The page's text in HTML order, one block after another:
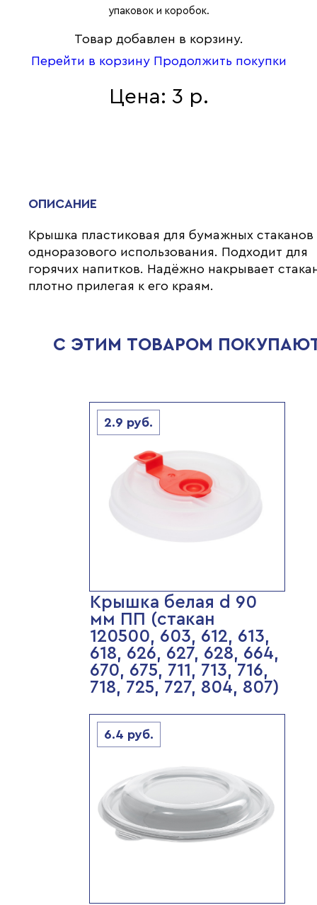
упаковок и коробок.
Товар добавлен в корзину.
Перейти в корзину Продолжить покупки
Цена: 3 р.
ОПИСАНИЕ
Крышка пластиковая для бумажных стаканов
одноразового использования. Подходит для
горячих напитков. Надёжно накрывает
плотно прилегая к его краям.
С ЭТИМ ТОВАРОМ
2.9 руб.
Крышка белая d 90
мм ПП (стакан
120500, 603, 612, 613,
618, 626, 627, 628, 664,
670, 675, 711, 713, 716,
718, 725, 727, 804, 807)
6.4 руб.